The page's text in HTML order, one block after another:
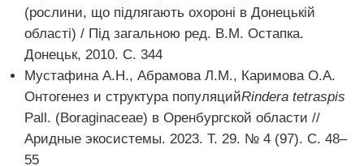
(рослини, що підлягають охороні в Донецькій
області) / Під загальною ред. В.М. Остапка.
Донецьк, 2010. С. 344
Мустафина А.Н., Абрамова Л.М., Каримова О.А.
Онтогенез и структура популяцийRindera tetraspis
Pall. (Boraginaceae) в Оренбургской области //
Аридные экосистемы. 2023. Т. 29. № 4 (97). С. 48–
55